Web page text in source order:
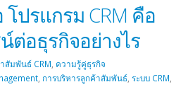
โปรแกรม CRM คือ
ต่อธุรกิจอย่างไร
สัมพันธ์ CRM ความรู้คู่ธุรกิจ
, การบริหารลูกค้าสัมพันธ์, ระบบ CRM